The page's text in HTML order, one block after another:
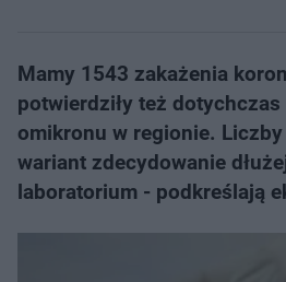
Mamy 1543 zakażenia
potwierdziły też
omikronu w regionie.
wariant zdecydowanie
laboratorium - podkreślają